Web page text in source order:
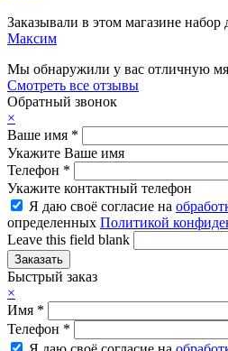
Заказывали в этом магазине набор
Максим
Мы обнаружили у вас отличную
Смотреть все отзывы
Обратный звонок
×
Ваше имя *
Укажите Ваше имя
Телефон *
Укажите контактный телефон
Я даю своё согласие на
определенных Политикой
Leave this field blank
Быстрый заказ
×
Имя *
Телефон *